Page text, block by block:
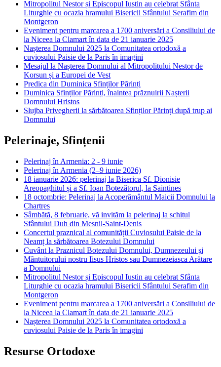
Mitropolitul Nestor și Episcopul Iustin au celebrat Sfânta
Liturghie cu ocazia hramului Bisericii Sfântului Serafim din
Montgeron
Eveniment pentru marcarea a 1700 aniversări a Consiliului de
la Niceea la Clamart în data de 21 ianuarie 2025
Nașterea Domnului 2025 la Comunitatea ortodoxă a
cuviosului Paisie de la Paris în imagini
Mesajul la Nașterea Domnului al Mitropolitului Nestor de
Korsun și a Europei de Vest
Predica din Duminica Sfinților Părinți
Duminica Sfinților Părinți, înaintea prăznuirii Nașterii
Domnului Hristos
Slujba Privegherii la sărbătoarea Sfinților Părinți după trup ai
Domnului
Pelerinaje, Sfințenii
Pelerinaj în Armenia: 2 - 9 iunie
Pelerinaj în Armenia (2–9 iunie 2026)
18 ianuarie 2026: pelerinaj la Biserica Sf. Dionisie
Areopaghitul și a Sf. Ioan Botezătorul, la Saintines
18 octombrie: Pelerinaj la Acoperământul Maicii Domnului la
Chartres
Sâmbătă, 8 februarie, vă invităm la pelerinaj la schitul
Sfântului Duh din Mesnil-Saint-Denis
Concertul praznical al comunității Cuviosului Paisie de la
Neamț la sărbătoarea Botezului Domnului
Cuvânt la Praznicul Botezului Domnului, Dumnezeului şi
Mântuitorului nostru Iisus Hristos sau Dumnezeiasca Arătare
a Domnului
Mitropolitul Nestor și Episcopul Iustin au celebrat Sfânta
Liturghie cu ocazia hramului Bisericii Sfântului Serafim din
Montgeron
Eveniment pentru marcarea a 1700 aniversări a Consiliului de
la Niceea la Clamart în data de 21 ianuarie 2025
Nașterea Domnului 2025 la Comunitatea ortodoxă a
cuviosului Paisie de la Paris în imagini
Resurse Ortodoxe